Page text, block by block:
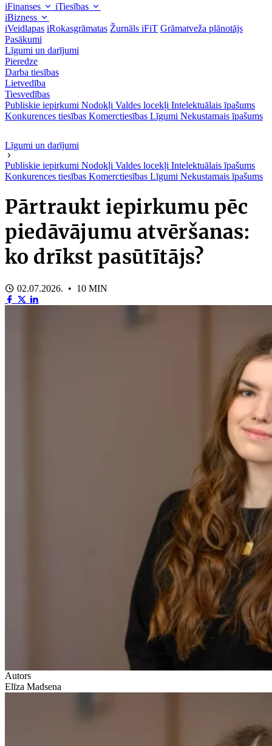
iFinanses
iTiesības
iBizness
iVeidlapas iRokasgrāmatas Žurnāls iFiT Grāmatveža plānotājs
Pasākumi
Līgumi un darījumi
Pieredze
Darba tiesības
Lietvedība
Tiesvedības
Publiskie iepirkumi Nodokļi Valdes locekļi Intelektuālais īpašums
Konkurences tiesības Komerctiesības Līgumi Nekustamais īpašums
Līgumi un darījumi
Publiskie iepirkumi Nodokļi Valdes locekļi Intelektuālais īpašums
Konkurences tiesības Komerctiesības Līgumi Nekustamais īpašums
Pārtraukt iepirkumu pēc
piedāvājumu atvēršanas:
ko drīkst pasūtītājs?
02.07.2026. • 10 MIN
Autors
Elīza Madsena